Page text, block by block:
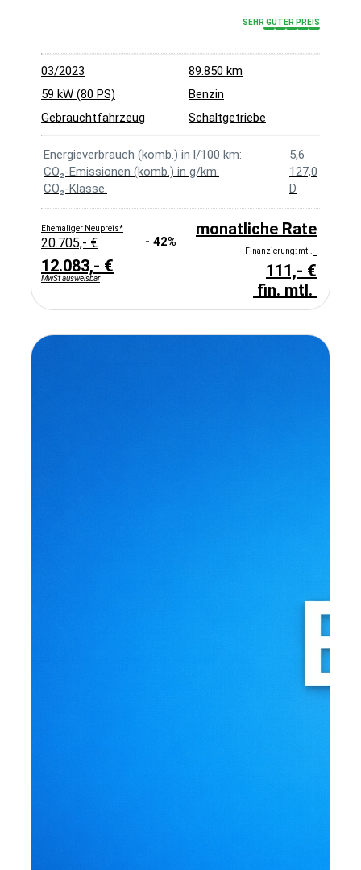
SEHR GUTER PREIS
03/2023
89.850 km
59 kW (80 PS)
Benzin
Gebrauchtfahrzeug
Schaltgetriebe
Energieverbrauch (komb.) in l/100 km:
5,6
CO₂-Emissionen (komb.) in g/km:
127,0
CO₂-Klasse:
D
Ehemaliger Neupreis*
20.705,- € - 42%
12.083,- €
MwSt ausweisbar
monatliche Rate
Finanzierung: mtl.
111,- €
fin. mtl.